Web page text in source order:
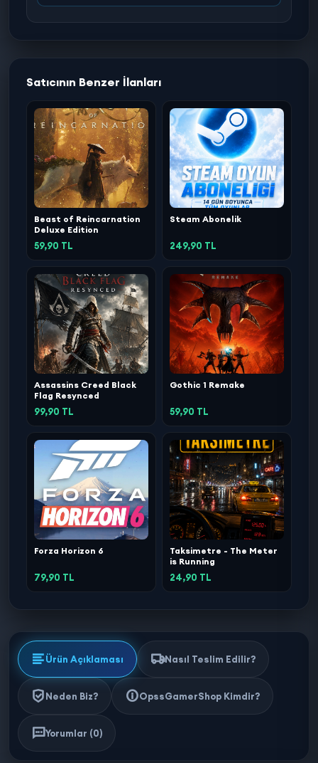
Satıcının Benzer İlanları
Beast of Reincarnation
Deluxe Edition
59,90 TL
Steam Abonelik
249,90 TL
Assassins Creed Black
Flag Resynced
99,90 TL
Gothic 1 Remake
59,90 TL
Forza Horizon 6
79,90 TL
Taksimetre - The Meter
is Running
24,90 TL
Ürün Açıklaması Nasıl Teslim Edilir?
Neden Biz? OpssGamerShop Kimdir?
Yorumlar (0)